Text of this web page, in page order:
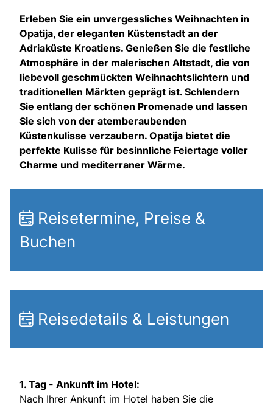
Erleben Sie ein unvergessliches Weihnachten in
Opatija, der eleganten Küstenstadt an der
Adriaküste Kroatiens. Genießen Sie die festliche
Atmosphäre in der malerischen Altstadt, die von
liebevoll geschmückten Weihnachtslichtern und
traditionellen Märkten geprägt ist. Schlendern
Sie entlang der schönen Promenade und lassen
Sie sich von der atemberaubenden
Küstenkulisse verzaubern. Opatija bietet die
perfekte Kulisse für besinnliche Feiertage voller
Charme und mediterraner Wärme.
Reisetermine, Preise &
Buchen
Reisedetails & Leistungen
1. Tag - Ankunft im Hotel:
Nach Ihrer Ankunft im Hotel haben Sie die